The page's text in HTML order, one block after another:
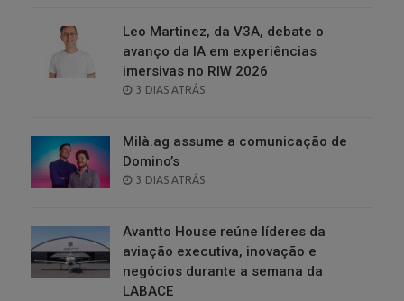
Leo Martinez, da V3A, debate o
avanço da IA em experiências
imersivas no RIW 2026
POSTED
3 DIAS ATRÁS
Milà.ag assume a comunicação de
Domino’s
POSTED
3 DIAS ATRÁS
Avantto House reúne líderes da
aviação executiva, inovação e
negócios durante a semana da
LABACE